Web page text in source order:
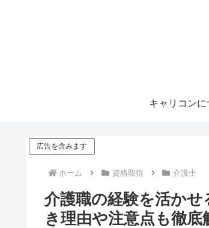
キャリコンに
広告を含みます
ホーム 資格取得 介護士
介護職の経験を活か
き理由や注意点も徹底